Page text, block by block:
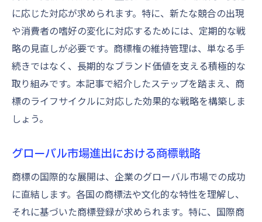
に応じた対応が求められます。特に、新たな競合の出現
や消費者の嗜好の変化に対応するためには、定期的な戦
略の見直しが必要です。商標権の維持管理は、単なる手
続きではなく、長期的なブランド価値を支える積極的な
取り組みです。本記事で紹介したステップを踏まえ、商
標のライフサイクルに対応した効果的な戦略を構築しま
しょう。
グローバル市場進出における商標戦略
商標の国際的な展開は、企業のグローバル市場での成功
に直結します。各国の商標法や文化的な特性を理解し、
それに基づいた商標登録が求められます。特に、国際商